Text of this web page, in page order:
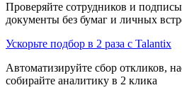
Проверяйте сотрудников и
документы без бумаг и личных
Ускорьте подбор в 2 раза с Talantix
Автоматизируйте сбор откликов,
собирайте аналитику в 2 клика